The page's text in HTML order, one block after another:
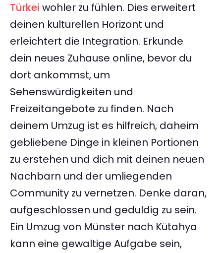
Türkei wohler zu fühlen. Dies erweitert
deinen kulturellen Horizont und
erleichtert die Integration. Erkunde
dein neues Zuhause online, bevor du
dort ankommst, um
Sehenswürdigkeiten und
Freizeitangebote zu finden. Nach
deinem Umzug ist es hilfreich, daheim
gebliebene Dinge in kleinen Portionen
zu erstehen und dich mit deinen neuen
Nachbarn und der umliegenden
Community zu vernetzen. Denke daran,
aufgeschlossen und geduldig zu sein.
Ein Umzug von Münster nach Kütahya
kann eine gewaltige Aufgabe sein,